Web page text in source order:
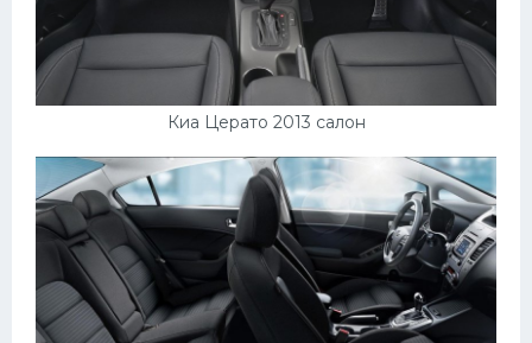
Киа Церато 2013 салон